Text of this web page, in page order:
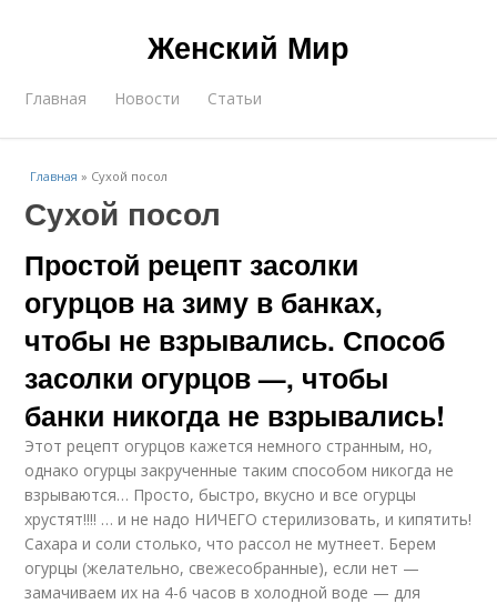
Женский Мир
Главная Новости Статьи
Главная » Сухой посол
Сухой посол
Простой рецепт засолки
огурцов на зиму в банках,
чтобы не взрывались. Способ
засолки огурцов —, чтобы
банки никогда не взрывались!
Этот рецепт огурцов кажется немного странным, но,
однако огурцы закрученные таким способом никогда не
взрываются… Просто, быстро, вкусно и все огурцы
хрустят!!!! … и не надо НИЧЕГО стерилизовать, и кипятить!
Сахара и соли столько, что рассол не мутнеет. Берем
огурцы (желательно, свежесобранные), если нет —
замачиваем их на 4-6 часов в холодной воде — для